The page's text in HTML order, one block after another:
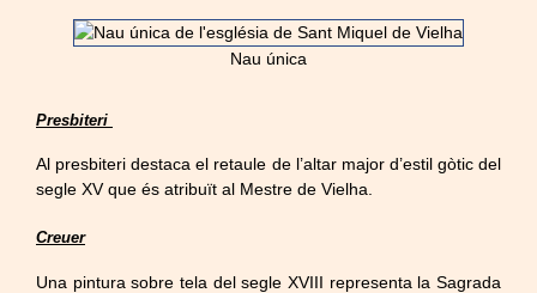
Nau única
Presbiteri
Al presbiteri destaca el retaule de l’altar major d’estil gòtic del
segle XV que és atribuït al Mestre de Vielha.
Creuer
Una pintura sobre tela del segle XVIII representa la Sagrada